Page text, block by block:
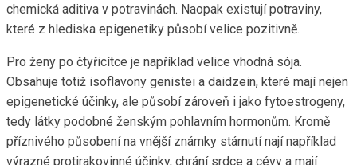
chemická aditiva v potravinách. Naopak existují potraviny,
které z hlediska epigenetiky působí velice pozitivně.
Pro ženy po čtyřicítce je například velice vhodná sója.
Obsahuje totiž isoflavony genistei a daidzein, které mají nejen
epigenetické účinky, ale působí zároveň i jako fytoestrogeny,
tedy látky podobné ženským pohlavním hormonům. Kromě
příznivého působení na vnější známky stárnutí nají například
výrazné protirakovinné účinky, chrání srdce a cévy a mají